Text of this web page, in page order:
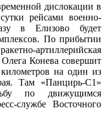
дислокации в
рейсами военно-
в Елизово будет
По прибытии
артиллерийская
Конева совершит
на один из
Там «Панцирь-С1»
по движущимся
службе Восточного